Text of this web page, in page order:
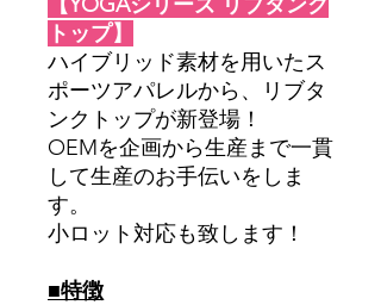
トップ】
ハイブリッド素材を用いたス
ポーツアパレルから、リブタ
ンクトップが新登場！
OEMを企画から生産まで一貫
して生産のお手伝いをしま
す。
小ロット対応も致します！
■特徴